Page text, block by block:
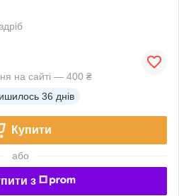
на сайті — 400 ₴
36 днів
Купити
або
з